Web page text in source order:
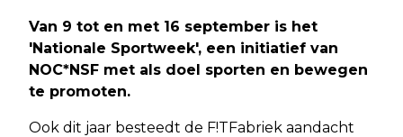
Van 9 tot en met 16 september is het
'Nationale Sportweek', een initiatief van
NOC*NSF met als doel sporten en bewegen
te promoten.
Ook dit jaar besteedt de F!TFabriek aandacht